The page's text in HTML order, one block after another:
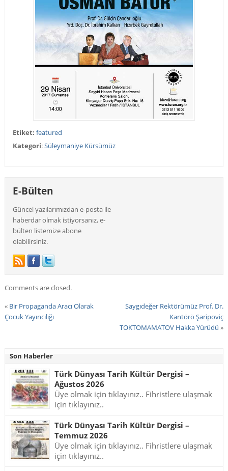
Etiket: featured
Kategori:Süleymaniye Kürsümüz
E-Bülten
Güncel yazılarımızdan e-posta ile
haberdar olmak istiyorsanız, e-
bülten listemize abone
olabilirsiniz.
Comments are closed.
« Bir Propaganda Aracı Olarak
Çocuk Yayıncılığı
Saygıdeğer Rektörümüz Prof. Dr.
Kantörö Şaripoviç
TOKTOMAMATOV Hakka Yürüdü »
Son Haberler
Türk Dünyası Tarih Kültür Dergisi –
Ağustos 2026
Üye olmak için tıklayınız.. Fihristlere ulaşmak
için tıklayınız..
Türk Dünyası Tarih Kültür Dergisi –
Temmuz 2026
Üye olmak için tıklayınız.. Fihristlere ulaşmak
için tıklayınız..